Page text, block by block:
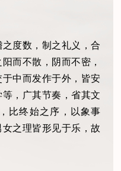
度数，制之礼义，合
而不散，阴而不密，
中而发作于外，皆安
，广其节奏，省其文
比终始之序，以象事
之理皆形见于乐，故